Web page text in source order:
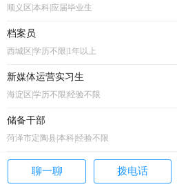
聊一聊 拨电话
顺义区|本科|应届毕业生
档案员
西城区|学历不限|1年以上
新媒体运营实习生
海淀区|学历不限|经验不限
储备干部
菏泽市定陶县|本科|经验不限